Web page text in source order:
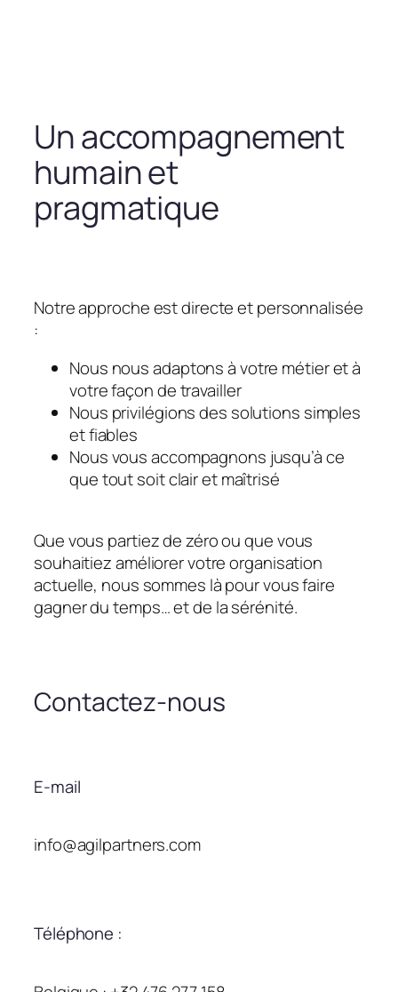
Un accompagnement
humain et
pragmatique
Notre approche est directe et personnalisée
:
Nous nous adaptons à votre métier et à
votre façon de travailler
Nous privilégions des solutions simples
et fiables
Nous vous accompagnons jusqu’à ce
que tout soit clair et maîtrisé
Que vous partiez de zéro ou que vous
souhaitiez améliorer votre organisation
actuelle, nous sommes là pour vous faire
gagner du temps… et de la sérénité.
Contactez-nous
E-mail
info@agilpartners.com
Téléphone :